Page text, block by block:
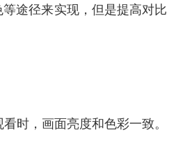
途径来实现，但是提高对比
时，画面亮度和色彩一致。